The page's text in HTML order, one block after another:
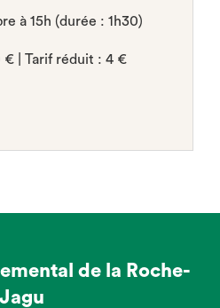
à 15h (durée : 1h30)
€ | Tarif réduit : 4 €
de la Roche-
Jagu